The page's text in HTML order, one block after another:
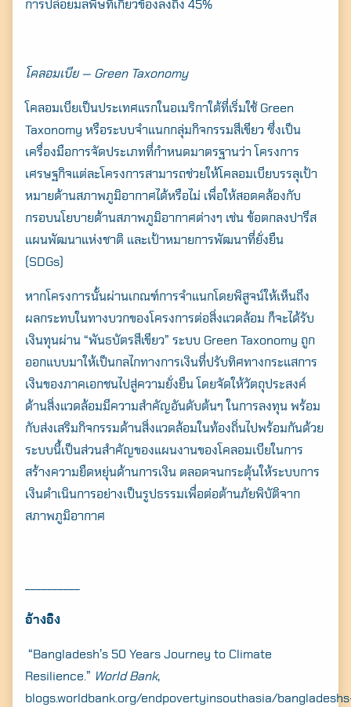
การปล่อยมลพิษที่เกี่ยวข้องลงถึง 45%
โคลอมเบีย — Green Taxonomy
โคลอมเบียเป็นประเทศแรกในอเมริกาใต้ที่เริ่มใช้ Green
Taxonomy หรือระบบจำแนกกลุ่มกิจกรรมสีเขียว ซึ่งเป็น
เครื่องมือการจัดประเภทที่กำหนดมาตรฐานว่า โครงการ
เศรษฐกิจแต่ละโครงการสามารถช่วยให้โคลอมเบียบรรลุเป้า
หมายด้านสภาพภูมิอากาศได้หรือไม่ เพื่อให้สอดคล้องกับ
กรอบนโยบายด้านสภาพภูมิอากาศต่างๆ เช่น ข้อตกลงปารีส
แผนพัฒนาแห่งชาติ และเป้าหมายการพัฒนาที่ยั่งยืน
(SDGs)
หากโครงการนั้นผ่านเกณฑ์การจำแนกโดยพิสูจน์ให้เห็นถึง
ผลกระทบในทางบวกของโครงการต่อสิ่งแวดล้อม ก็จะได้รับ
เงินทุนผ่าน “พันธบัตรสีเขียว” ระบบ Green Taxonomy ถูก
ออกแบบมาให้เป็นกลไกทางการเงินที่ปรับทิศทางกระแสการ
เงินของภาคเอกชนไปสู่ความยั่งยืน โดยจัดให้วัตถุประสงค์
ด้านสิ่งแวดล้อมมีความสำคัญอันดับต้นๆ ในการลงทุน พร้อม
กับส่งเสริมกิจกรรมด้านสิ่งแวดล้อมในท้องถิ่นไปพร้อมกันด้วย
ระบบนี้เป็นส่วนสำคัญของแผนงานของโคลอมเบียในการ
สร้างความยืดหยุ่นด้านการเงิน ตลอดจนกระตุ้นให้ระบบการ
เงินดำเนินการอย่างเป็นรูปธรรมเพื่อต่อต้านภัยพิบัติจาก
สภาพภูมิอากาศ
อ้างอิง
“Bangladesh’s 50 Years Journey to Climate
Resilience.” World Bank,
blogs.worldbank.org/endpovertyinsouthasia/